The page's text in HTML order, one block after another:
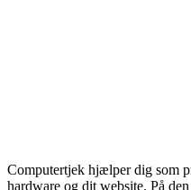
Computertjek hjælper dig som
hardware og dit website. På